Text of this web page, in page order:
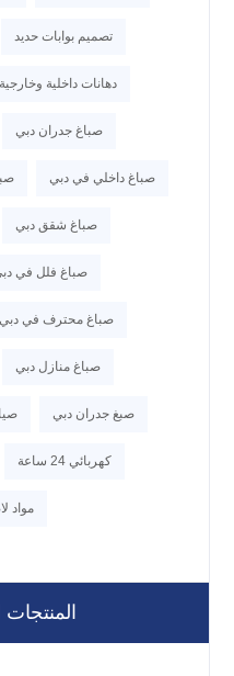
تصميم بوابات حديد
دهانات داخلية
صباغ جدران دبي
صباغ داخلي في دبي
صباغ شقق دبي
صباغ فلل في
صباغ محترف في دبي
صباغ منازل دبي
صبغ جدران دبي
كهربائي 24 ساعة
مواد
المنتجات